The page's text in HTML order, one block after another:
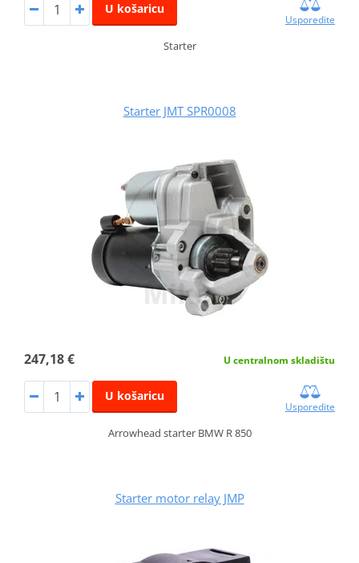
U košaricu
Usporedite
Starter
Starter JMT SPR0008
247,18 € U centralnom skladištu
U košaricu
Usporedite
Arrowhead starter BMW R 850
Starter motor relay JMP